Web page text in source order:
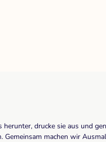
drucke sie aus und
Gemeinsam machen wir